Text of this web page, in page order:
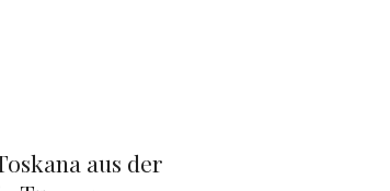
aus der